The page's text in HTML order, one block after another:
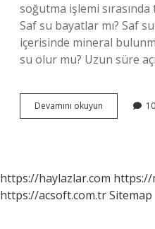
soğutma işlemi
Saf su bayatlar mı? Saf
içerisinde mineral
su olur mu? Uzun süre
Devamını okuyun
Su
https://haylazlar.com https://
https://acsoft.com.trSitemap